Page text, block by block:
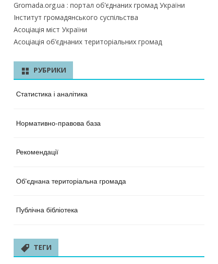
Gromada.org.ua : портал об’єднаних громад України
Інститут громадянського суспільства
Асоціація міст України
Асоціація об’єднаних територіальних громад
РУБРИКИ
Статистика і аналітика
Нормативно-правова база
Рекомендації
Об'єднана територіальна громада
Публічна бібліотека
ТЕГИ